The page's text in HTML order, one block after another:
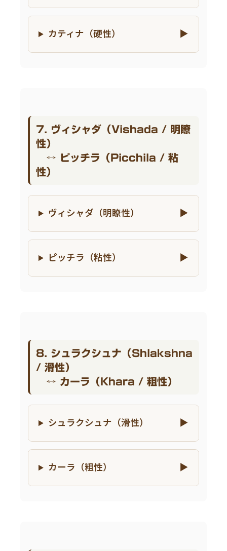
カティナ（硬性）
7. ヴィシャダ（Vishada / 明瞭
性）
↔ ピッチラ（Picchila / 粘
性）
ヴィシャダ（明瞭性）
ピッチラ（粘性）
8. シュラクシュナ（Shlakshna
/ 滑性）
↔ カーラ（Khara / 粗性）
シュラクシュナ（滑性）
カーラ（粗性）